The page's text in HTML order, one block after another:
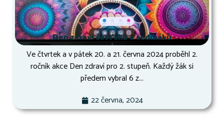
Den zdraví šesťáků a sedmáků
Ve čtvrtek a v pátek 20. a 21. června 2024 proběhl 2.
ročník akce Den zdraví pro 2. stupeň. Každý žák si
předem vybral 6 z...
22 června, 2024